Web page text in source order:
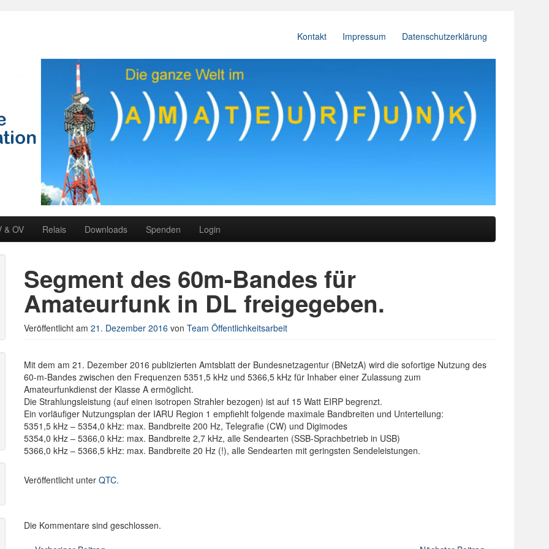
Kontakt Impressum Datenschutzerklärung
& OV Relais Downloads Spenden Login
Segment des 60m-Bandes für
Amateurfunk in DL freigegeben.
Veröffentlicht am 21. Dezember 2016 von Team Öffentlichkeitsarbeit
Mit dem am 21. Dezember 2016 publizierten Amtsblatt der Bundesnetzagentur (BNetzA) wird die sofortige Nutzung des
60-m-Bandes zwischen den Frequenzen 5351,5 kHz und 5366,5 kHz für Inhaber einer Zulassung zum
Amateurfunkdienst der Klasse A ermöglicht.
Die Strahlungsleistung (auf einen isotropen Strahler bezogen) ist auf 15 Watt EIRP begrenzt.
Ein vorläufiger Nutzungsplan der IARU Region 1 empfiehlt folgende maximale Bandbreiten und Unterteilung:
5351,5 kHz – 5354,0 kHz: max. Bandbreite 200 Hz, Telegrafie (CW) und Digimodes
5354,0 kHz – 5366,0 kHz: max. Bandbreite 2,7 kHz, alle Sendearten (SSB-Sprachbetrieb in USB)
5366,0 kHz – 5366,5 kHz: max. Bandbreite 20 Hz (!), alle Sendearten mit geringsten Sendeleistungen.
Veröffentlicht unter QTC.
Die Kommentare sind geschlossen.